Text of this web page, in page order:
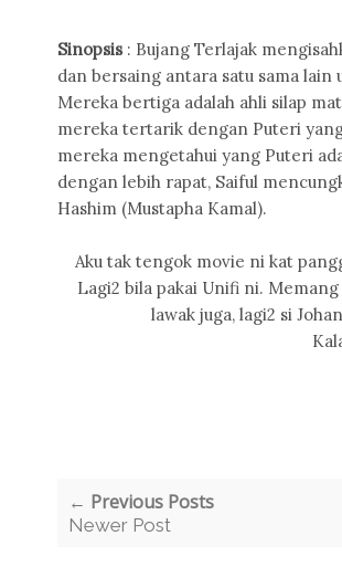
Sinopsis : Bujang Terlajak
dan bersaing antara satu sama
Mereka bertiga adalah ahli silap
mereka tertarik dengan Puteri
mereka mengetahui yang Puteri
dengan lebih rapat, Saiful
Hashim (Mustapha Kamal).
Aku tak tengok movie ni kat
Lagi2 bila pakai Unifi ni.
lawak juga, lagi2 si
← Previous Posts
Newer Post